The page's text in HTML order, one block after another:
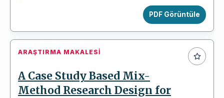
PDF Görüntüle
ARAŞTIRMA MAKALESI
A Case Study Based Mix-
Method Research Design for